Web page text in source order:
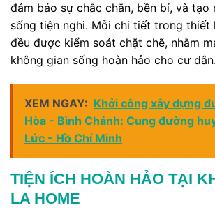
đảm bảo sự chắc chắn, bền bỉ, và tạo
sống tiện nghi. Mỗi chi tiết trong thiết
đều được kiểm soát chặt chẽ, nhằm
không gian sống hoàn hảo cho cư dân.
XEM NGAY: Khởi công xây dựng
Hòa - Bình Chánh: Cung đường
Lức - Hồ Chí Minh
TIỆN ÍCH HOÀN HẢO TẠI
LA HOME